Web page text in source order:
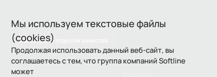
Мы используем текстовые файлы
(cookies)
Продолжая использовать данный веб-сайт, вы
соглашаетесь с тем, что группа компаний Softline
может
Связаться с отделом качества